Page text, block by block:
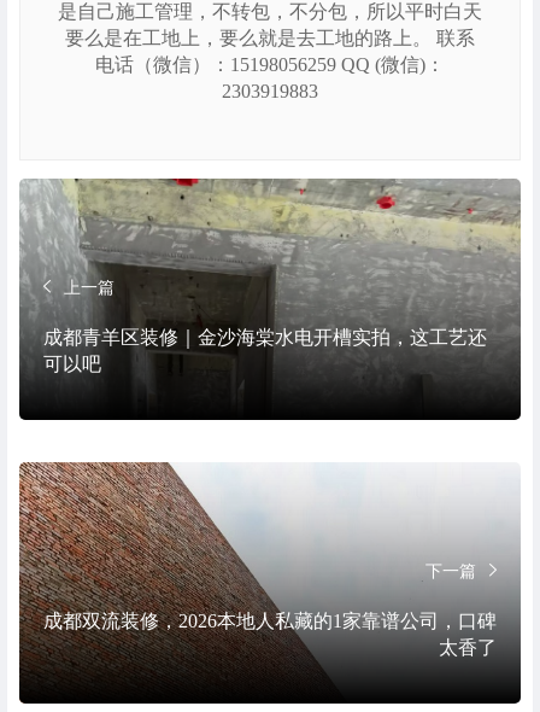
是自己施工管理，不转包，不分包，所以平时白天
要么是在工地上，要么就是去工地的路上。 联系
电话（微信）：15198056259 QQ (微信)：
2303919883
上一篇
成都青羊区装修｜金沙海棠水电开槽实拍，这工艺还
可以吧
下一篇
成都双流装修，2026本地人私藏的1家靠谱公司，口碑
太香了